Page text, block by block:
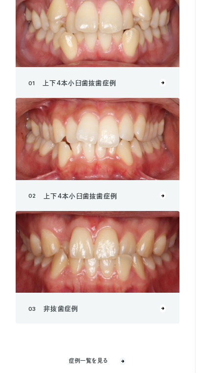
01 上下4本小臼歯抜歯症例
02 上下4本小臼歯抜歯症例
03 非抜歯症例
症例一覧を見る